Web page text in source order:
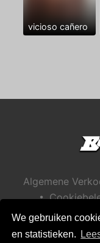
We gebruiken
en statistieken.
vicioso cañero
Algemene
•